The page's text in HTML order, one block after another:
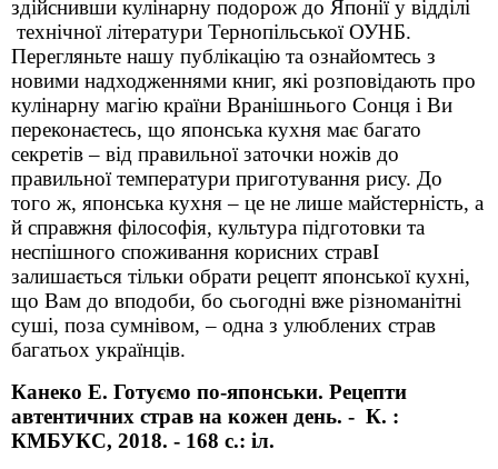
здійснивши кулінарну подорож до Японії у відділі
технічної літератури Тернопільської ОУНБ.
Перегляньте нашу публікацію та ознайомтесь з
новими надходженнями книг, які розповідають про
кулінарну магію країни Вранішнього Сонця і Ви
переконаєтесь, що японська кухня має багато
секретів – від правильної заточки ножів до
правильної температури приготування рису. До
того ж, японська кухня – це не лише майстерність, а
й справжня філософія, культура підготовки та
неспішного споживання корисних стравІ
залишається тільки обрати рецепт японської кухні,
що Вам до вподоби, бо сьогодні вже різноманітні
суші, поза сумнівом, – одна з улюблених страв
багатьох українців.
Канеко Е. Готуємо по-японськи. Рецепти
автентичних страв на кожен день. - К. :
КМБУКС, 2018. - 168 с.: іл.